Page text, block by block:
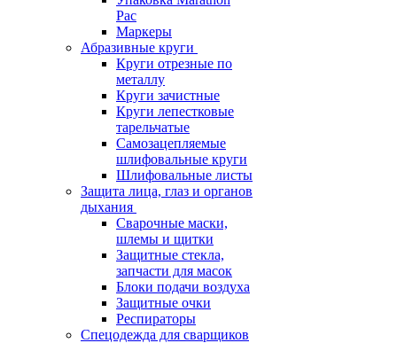
Pac
Маркеры
Абразивные круги
Круги отрезные по
металлу
Круги зачистные
Круги лепестковые
тарельчатые
Самозацепляемые
шлифовальные круги
Шлифовальные листы
Защита лица, глаз и органов
дыхания
Сварочные маски,
шлемы и щитки
Защитные стекла,
запчасти для масок
Блоки подачи воздуха
Защитные очки
Респираторы
Спецодежда для сварщиков